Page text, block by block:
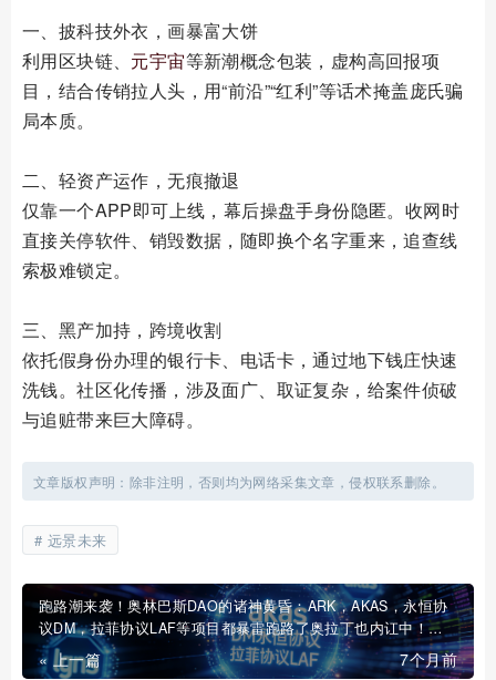
一、披科技外衣，画暴富大饼
利用区块链、 元宇宙等新潮概念包装，虚构高回报项
目，结合传销拉人头，用“前沿”“红利”等话术掩盖庞氏骗
局本质。
二、轻资产运作，无痕撤退
仅靠一个APP即可上线，幕后操盘手身份隐匿。收网时
直接关停软件、销毁数据，随即换个名字重来，追查线
索极难锁定。
三、黑产加持，跨境收割
依托假身份办理的银行卡、电话卡，通过地下钱庄快速
洗钱。社区化传播，涉及面广、取证复杂，给案件侦破
与追赃带来巨大障碍。
文章版权声明：除非注明，否则均为网络采集文章，侵权联系删除。
远景未来
跑路潮来袭！奥林巴斯DAO的诸神黄昏：ARK，AKAS，永恒协
议DM，拉菲协议LAF等项目都暴雷跑路了奥拉丁也内讧中！完
蛋
« 上一篇 7个月前